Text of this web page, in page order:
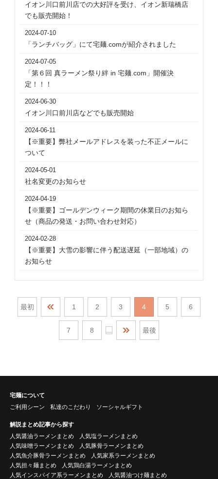
イオン川口前川店での大好評を受け、イオン新瑞橋店
でも販売開始！
2024-07-10
「ランチバッグ」にて宅麺.comが紹介されました
2024-07-05
「第６回 真ラーメン祭り絆 in 宅麺.com」開催決
定！！！
2024-06-30
イオン川口前川店などでも販売開始
2024-06-11
【※重要】弊社メールアドレスを装った不正メールに
ついて
2024-05-01
社名変更のお知らせ
2024-04-19
【※重要】ゴールデンウィーク期間の休業日のお知ら
せ（商品の発送・お問い合わせ対応）
2024-02-28
【※重要】大雪の影響に伴う配送遅延（一部地域）の
お知らせ
最初 1 2 3 4 5 6
7 8 最後
宅麺について
ご利用シーン
私達のこだわり ソーシャルギフト
解説まとめ記事から探す
人気醤油ラーメンまとめ
人気塩ラーメンまとめ
人気味噌ラーメンまとめ
人気豚骨ラーメンまとめ
人気魚介豚骨ラーメンまとめ
人気家系ラーメンまとめ
人気担々麺まとめ
人気鶏白湯ラーメンまとめ
人気インスパイア系ラーメンまとめ
人気醤油つけ麺まとめ